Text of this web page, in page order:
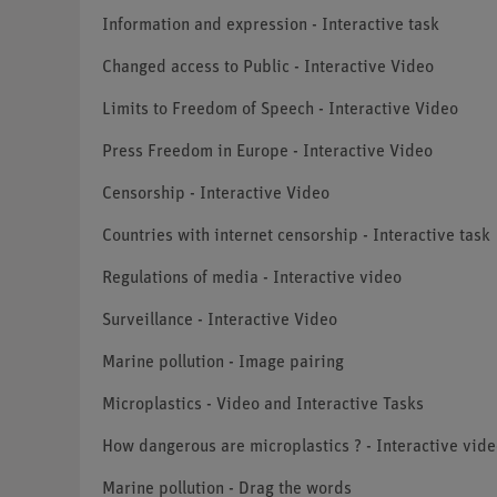
Information and expression - Interactive task
Changed access to Public - Interactive Video
Limits to Freedom of Speech - Interactive Video
Press Freedom in Europe - Interactive Video
Censorship - Interactive Video
Countries with internet censorship - Interactive task
Regulations of media - Interactive video
Surveillance - Interactive Video
Marine pollution - Image pairing
Microplastics - Video and Interactive Tasks
How dangerous are microplastics ? - Interactive
Marine pollution - Drag the words